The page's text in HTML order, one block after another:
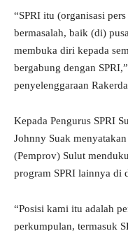
“SPRI itu (organisasi
bermasalah, baik (di)
membuka diri kepada
bergabung dengan
penyelenggaraan
Kepada Pengurus SPRI
Johnny Suak
(Pemprov) Sulut
program SPRI lainnya di
“Posisi kami itu adalah
perkumpulan, termasuk